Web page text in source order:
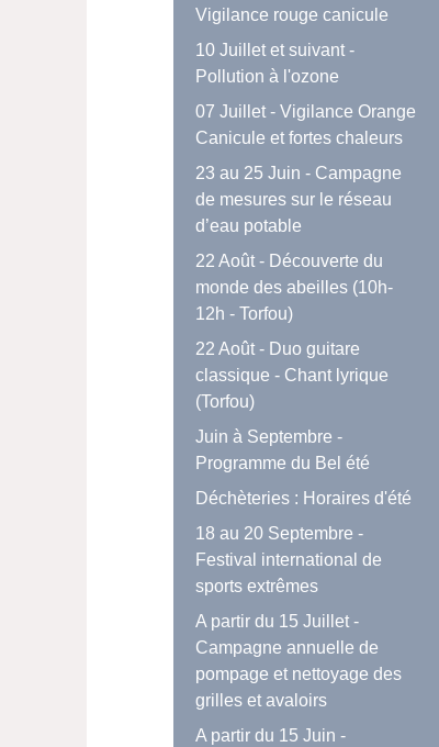
Vigilance rouge canicule
10 Juillet et suivant -
Pollution à l'ozone
07 Juillet - Vigilance Orange
Canicule et fortes chaleurs
23 au 25 Juin - Campagne
de mesures sur le réseau
d’eau potable
22 Août - Découverte du
monde des abeilles (10h-
12h - Torfou)
22 Août - Duo guitare
classique - Chant lyrique
(Torfou)
Juin à Septembre -
Programme du Bel été
Déchèteries : Horaires d'été
18 au 20 Septembre -
Festival international de
sports extrêmes
A partir du 15 Juillet -
Campagne annuelle de
pompage et nettoyage des
grilles et avaloirs
A partir du 15 Juin -